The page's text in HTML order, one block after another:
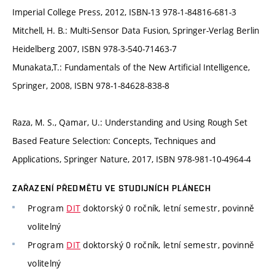
Imperial College Press, 2012, ISBN-13 978-1-84816-681-3
Mitchell, H. B.: Multi-Sensor Data Fusion, Springer-Verlag Berlin
Heidelberg 2007, ISBN 978-3-540-71463-7
Munakata,T.: Fundamentals of the New Artificial Intelligence,
Springer, 2008, ISBN 978-1-84628-838-8
Raza, M. S., Qamar, U.: Understanding and Using Rough Set
Based Feature Selection: Concepts, Techniques and
Applications, Springer Nature, 2017, ISBN 978-981-10-4964-4
ZAŘAZENÍ PŘEDMĚTU VE STUDIJNÍCH PLÁNECH
Program DIT doktorský 0 ročník, letní semestr, povinně
volitelný
Program DIT doktorský 0 ročník, letní semestr, povinně
volitelný